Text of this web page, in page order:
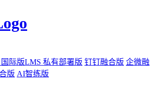
国际版LMS 私有部署版 钉钉融合版 企微融
版 AI智练版